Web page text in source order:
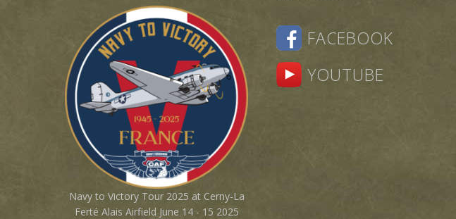
Navy to Victory Tour 2025 at Cerny-La
Ferté Alais Airfield June 14 - 15 2025
FACEBOOK
YOUTUBE